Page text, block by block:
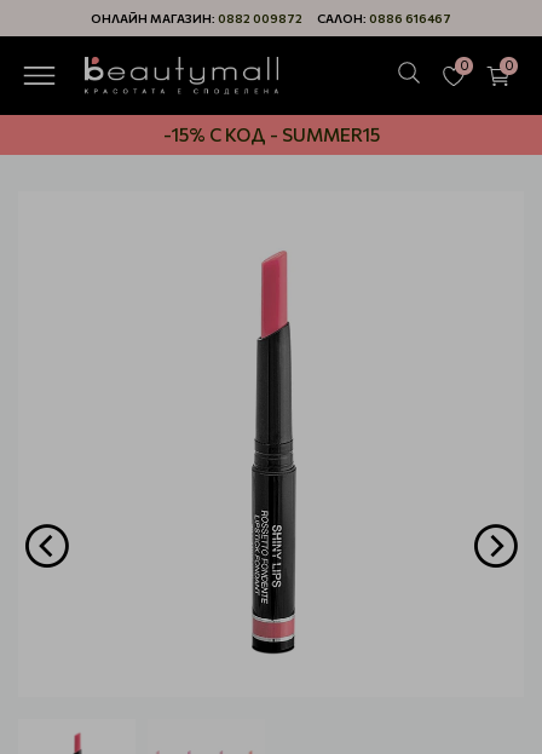
ОНЛАЙН МАГАЗИН: 0882 009872 САЛОН: 0886 616467
0 0
-15% С КОД - SUMMER15